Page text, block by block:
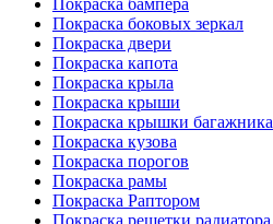
Покраска бампера
Покраска боковых зеркал
Покраска двери
Покраска капота
Покраска крыла
Покраска крыши
Покраска крышки багажника
Покраска кузова
Покраска порогов
Покраска рамы
Покраска Раптором